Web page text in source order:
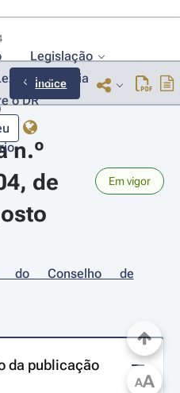
Legislação
Lia
o DR
Índice
n.º
de
Em vigor
do Conselho de
da publicação
AA